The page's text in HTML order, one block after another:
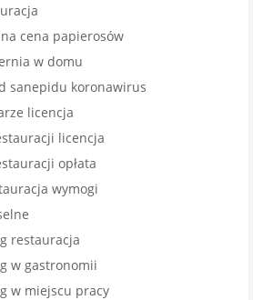
cena papierosów
w domu
sanepidu koronawirus
licencja
licencja
opłata
wymogi
restauracja
w gastronomii
w miejscu pracy